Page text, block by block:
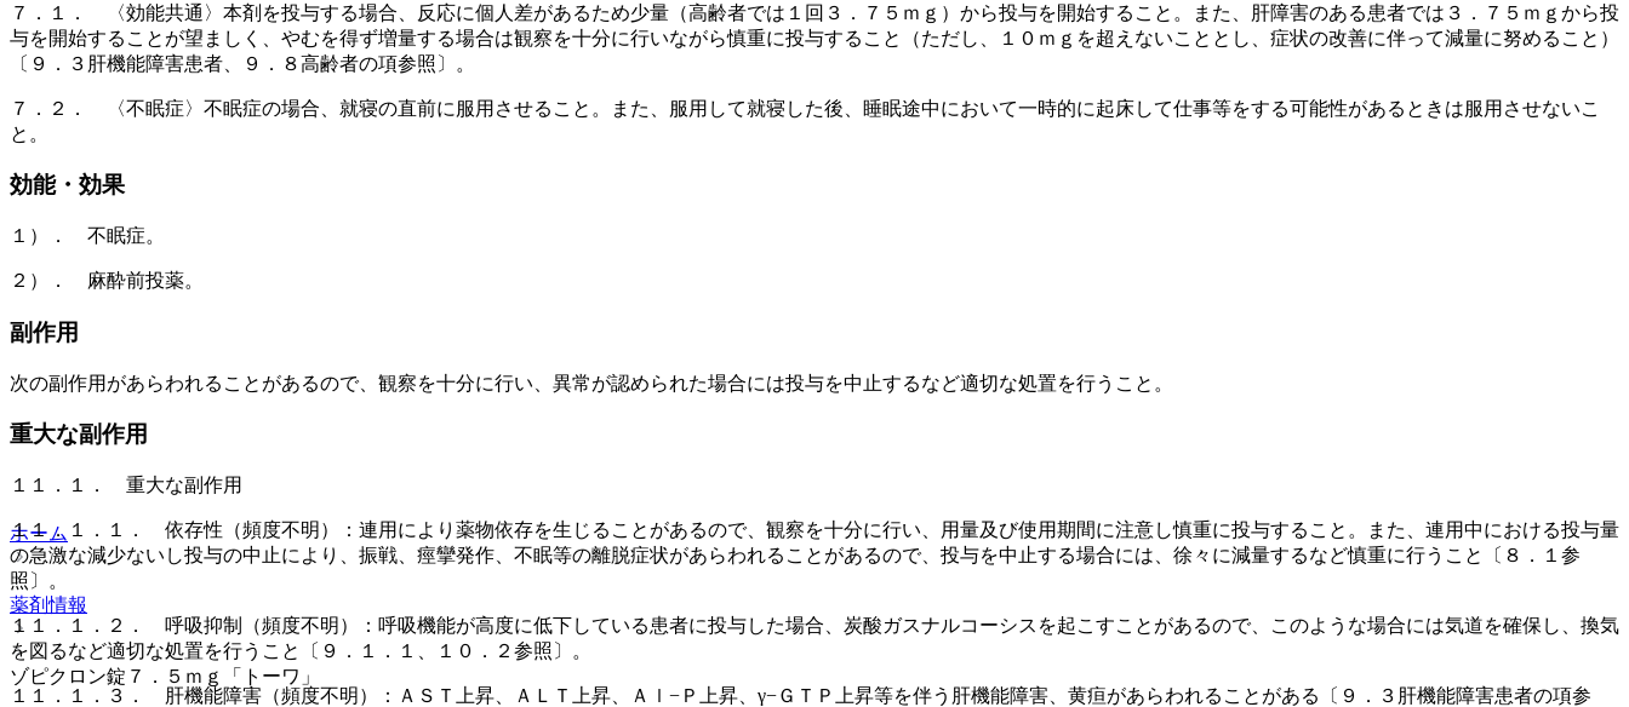
７．１． 〈効能共通〉本剤を投与する場合、反応に個人差があるため少量（高齢者では１回３．７５ｍｇ）から投与を開始すること。また、肝障害のある患者では３．７５ｍｇから投
与を開始することが望ましく、やむを得ず増量する場合は観察を十分に行いながら慎重に投与すること（ただし、１０ｍｇを超えないこととし、症状の改善に伴って減量に努めること）
〔９．３肝機能障害患者、９．８高齢者の項参照〕。
７．２． 〈不眠症〉不眠症の場合、就寝の直前に服用させること。また、服用して就寝した後、睡眠途中において一時的に起床して仕事等をする可能性があるときは服用させないこ
と。
効能・効果
１）． 不眠症。
２）． 麻酔前投薬。
副作用
次の副作用があらわれることがあるので、観察を十分に行い、異常が認められた場合には投与を中止するなど適切な処置を行うこと。
重大な副作用
１１．１． 重大な副作用
１１．１．１． 依存性（頻度不明）：連用により薬物依存を生じることがあるので、観察を十分に行い、用量及び使用期間に注意し慎重に投与すること。また、連用中における投与量
の急激な減少ないし投与の中止により、振戦、痙攣発作、不眠等の離脱症状があらわれることがあるので、投与を中止する場合には、徐々に減量するなど慎重に行うこと〔８．１参
照〕。
１１．１．２． 呼吸抑制（頻度不明）：呼吸機能が高度に低下している患者に投与した場合、炭酸ガスナルコーシスを起こすことがあるので、このような場合には気道を確保し、換気
を図るなど適切な処置を行うこと〔９．１．１、１０．２参照〕。
１１．１．３． 肝機能障害（頻度不明）：ＡＳＴ上昇、ＡＬＴ上昇、Ａｌ−Ｐ上昇、γ−ＧＴＰ上昇等を伴う肝機能障害、黄疸があらわれることがある〔９．３肝機能障害患者の項参
ホーム
薬剤情報
ゾピクロン錠７．５ｍｇ「トーワ」